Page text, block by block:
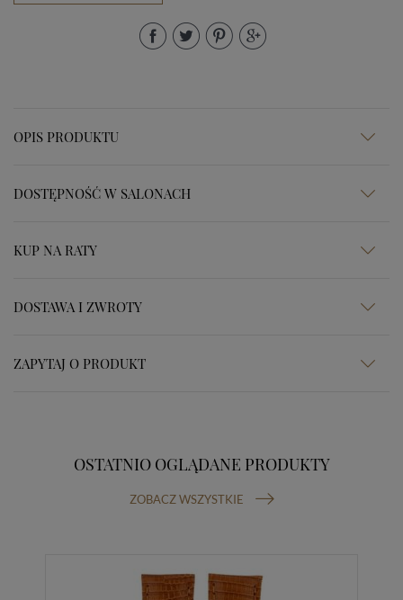
OPIS PRODUKTU
DOSTĘPNOŚĆ W SALONACH
KUP NA RATY
DOSTAWA I ZWROTY
ZAPYTAJ O PRODUKT
OSTATNIO OGLĄDANE PRODUKTY
ZOBACZ WSZYSTKIE